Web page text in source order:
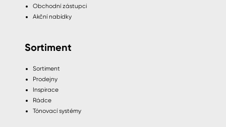
Obchodní zástupci
Akční nabídky
Sortiment
Sortiment
Prodejny
Inspirace
Rádce
Tónovací systémy